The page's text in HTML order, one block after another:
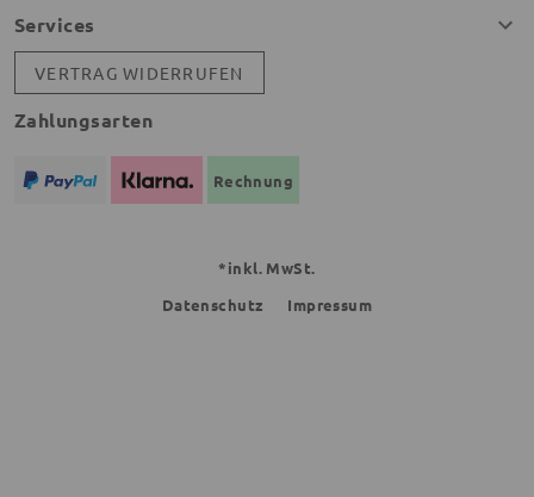
Services
VERTRAG WIDERRUFEN
Zahlungsarten
Rechnung
*inkl. MwSt.
Datenschutz
Impressum